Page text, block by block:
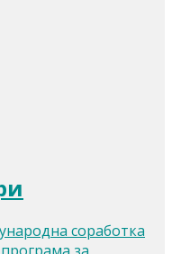
соработка